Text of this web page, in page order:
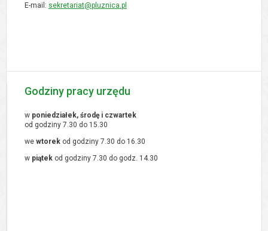
E-mail: sekretariat@pluznica.pl
Godziny pracy urzędu
w poniedziałek, środę i czwartek
od godziny 7.30 do 15.30
we wtorek od godziny 7.30 do 16.30
w piątek od godziny 7.30 do godz. 14.30